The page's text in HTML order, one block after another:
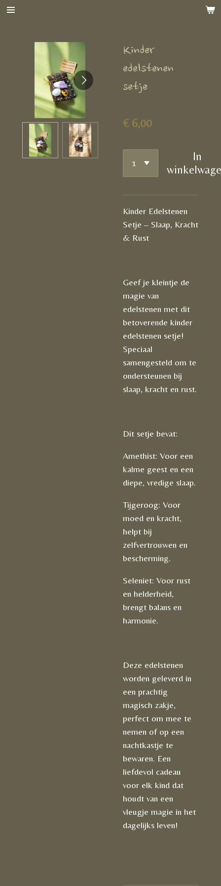
Ga
hoofdinhoud
Kinder
edelstenen
setje
€ 6,00
In
Kinder Edelstenen
Setje – Slaap, Kracht
& Rust
Geef je kleintje de
magie van
edelstenen met dit
betoverende kinder
edelstenen setje!
Speciaal
samengesteld om te
ondersteunen bij
slaap, kracht en rust.
Dit setje bevat:
Amethist: Voor een
kalme geest en een
diepe, vredige slaap.
Tijgeroog: Voor
moed en kracht,
helpt bij
zelfvertrouwen en
bescherming.
Seleniet: Voor rust
en helderheid,
brengt balans en
harmonie.
Deze edelstenen
worden geleverd in
een prachtig
magisch zakje,
perfect om mee te
nemen of op een
nachtkastje te
bewaren. Een
liefdevol cadeau
voor elk kind dat
houdt van een
vleugje magie in het
dagelijks leven!